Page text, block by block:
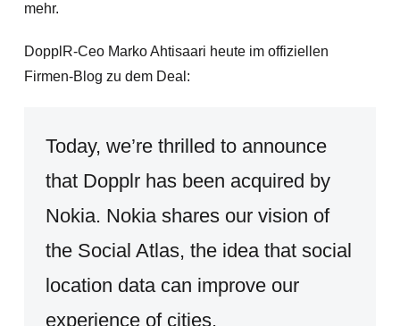
mehr.
DopplR-Ceo Marko Ahtisaari heute im offiziellen
Firmen-Blog zu dem Deal:
Today, we’re thrilled to announce
that Dopplr has been acquired by
Nokia. Nokia shares our vision of
the Social Atlas, the idea that social
location data can improve our
experience of cities.